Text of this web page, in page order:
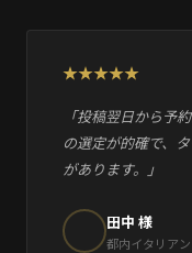
「投稿翌日から予
の選定が的確で、
があります。」
田中 様
都内イタリア